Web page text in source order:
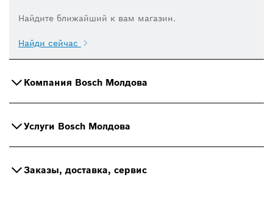
Найдите ближайший к вам магазин.
Найди сейчас
Компания Bosch Молдова
Услуги Bosch Молдова
Заказы, доставка, сервис